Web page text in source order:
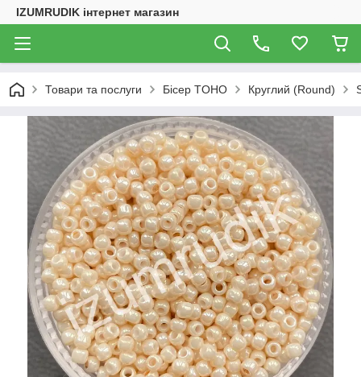
IZUMRUDIK інтернет магазин
Товари та послуги Бісер TOHO Круглий (Round)